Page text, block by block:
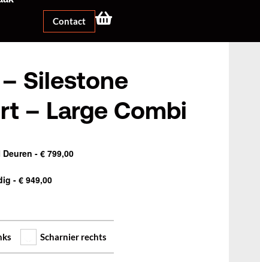
Contact
Silestone
– Large Combi
Deuren -€ 799,00
-€ 949,00
Scharnier rechts